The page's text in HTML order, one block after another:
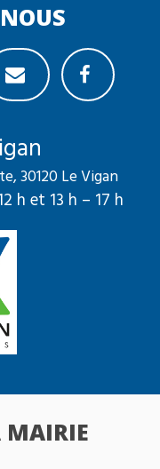
30120 Le Vigan
h et 13 h – 17 h
MAIRIE